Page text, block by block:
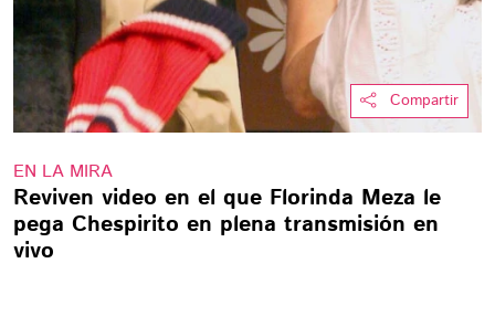
Compartir
EN LA MIRA
Reviven video en el que Florinda Meza le
pega Chespirito en plena transmisión en
vivo